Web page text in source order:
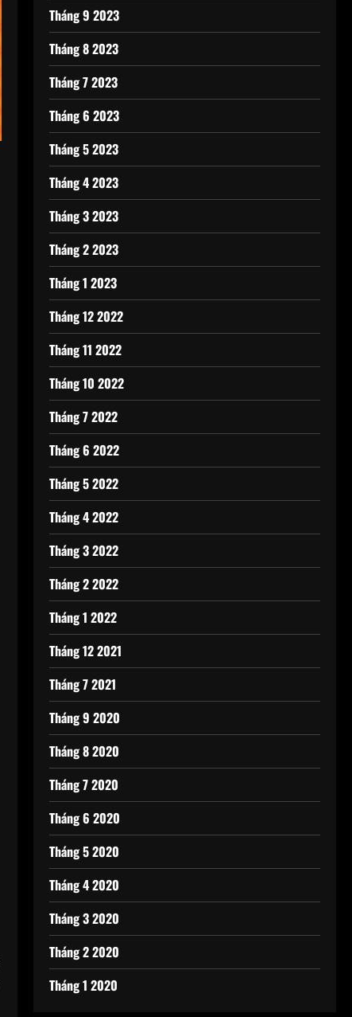
Tháng 9 2023
Tháng 8 2023
Tháng 7 2023
Tháng 6 2023
Tháng 5 2023
Tháng 4 2023
Tháng 3 2023
Tháng 2 2023
Tháng 1 2023
Tháng 12 2022
Tháng 11 2022
Tháng 10 2022
Tháng 7 2022
Tháng 6 2022
Tháng 5 2022
Tháng 4 2022
Tháng 3 2022
Tháng 2 2022
Tháng 1 2022
Tháng 12 2021
Tháng 7 2021
Tháng 9 2020
Tháng 8 2020
Tháng 7 2020
Tháng 6 2020
Tháng 5 2020
Tháng 4 2020
Tháng 3 2020
Tháng 2 2020
Tháng 1 2020